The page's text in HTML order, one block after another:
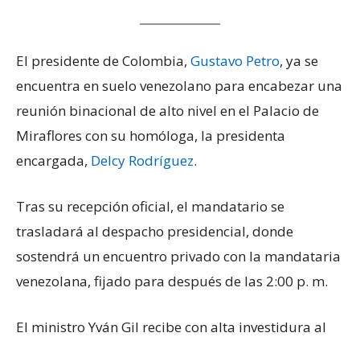
El presidente de Colombia, Gustavo Petro, ya se
encuentra en suelo venezolano para encabezar una
reunión binacional de alto nivel en el Palacio de
Miraflores con su homóloga, la presidenta
encargada, Delcy Rodríguez.
Tras su recepción oficial, el mandatario se
trasladará al despacho presidencial, donde
sostendrá un encuentro privado con la mandataria
venezolana, fijado para después de las 2:00 p. m.
El ministro Yván Gil recibe con alta investidura al